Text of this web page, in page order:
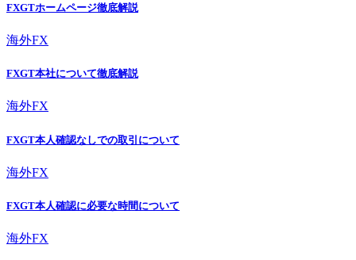
FXGTホームページ徹底解説
海外FX
FXGT本社について徹底解説
海外FX
FXGT本人確認なしでの取引について
海外FX
FXGT本人確認に必要な時間について
海外FX